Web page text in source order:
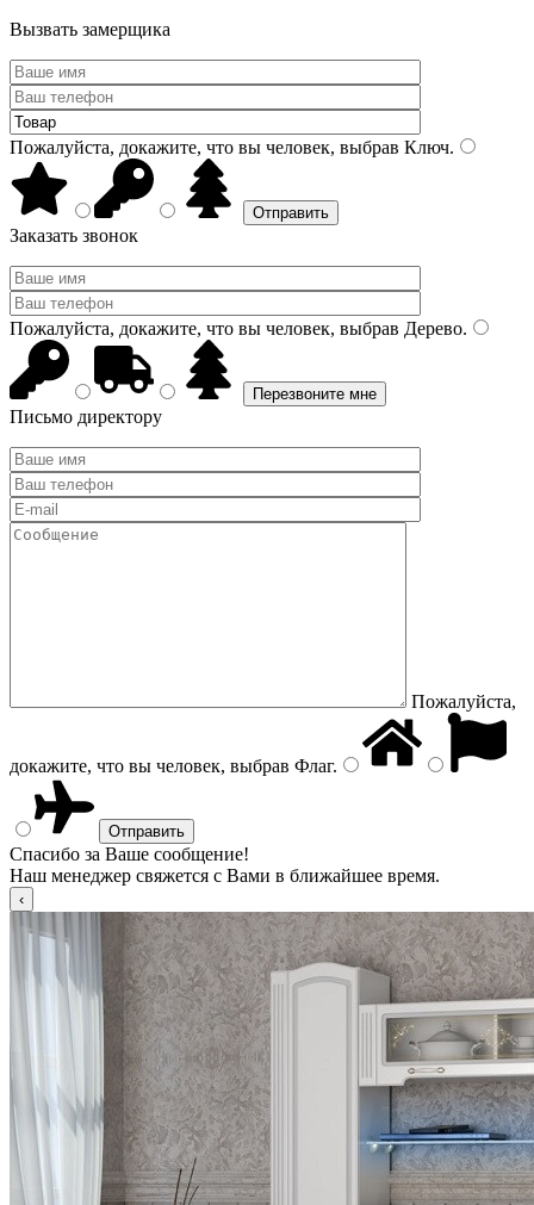
Вызвать замерщика
Пожалуйста, докажите, что вы человек, выбрав Ключ.
Заказать звонок
Пожалуйста, докажите, что вы человек, выбрав Дерево.
Письмо директору
Пожалуйста,
докажите, что вы человек, выбрав Флаг.
Спасибо за Ваше сообщение!
Наш менеджер свяжется с Вами в ближайшее время.